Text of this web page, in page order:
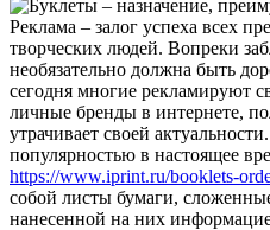
Реклама – залог успеха всех
творческих людей. Вопреки
необязательно должна быть
сегодня многие рекламируют
личные бренды в интернете,
утрачивает своей
популярностью в настоящее
https://www.iprint.ru/booklets-
собой листы бумаги,
нанесенной на них